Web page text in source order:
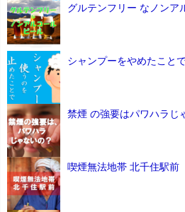
グルテンフリー なノンア
シャンプーをやめたこと
禁煙 の強要はパワハラじ
喫煙無法地帯 北千住駅前